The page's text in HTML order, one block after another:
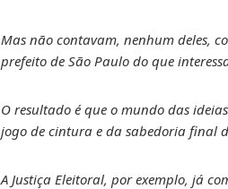
Mas não contavam, nenhum deles,
prefeito de São Paulo do que
O resultado é que o mundo das
jogo de cintura e da sabedoria final
A Justiça Eleitoral, por exemplo, já